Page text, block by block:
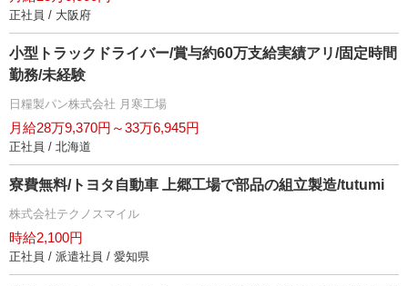
正社員 / 大阪府
小型トラックドライバー/賞与約60万支給実績アリ/固定時間
勤務/未経験
日糧製パン株式会社 月寒工場
月給28万9,370円～33万6,945円
正社員 / 北海道
寮費無料/トヨタ自動車 上郷工場で部品の組立製造/tutumi
株式会社テクノスマイル
時給2,100円
正社員 / 派遣社員 / 愛知県